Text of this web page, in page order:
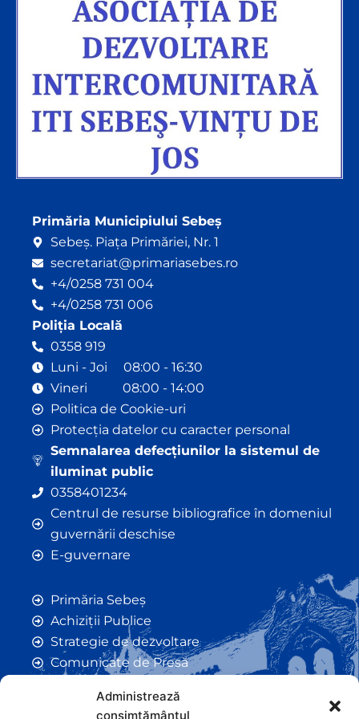
Administrează
consimțământul
Primăria Municipiului Sebeș
Sebeș. Piața Primăriei, Nr. 1
secretariat@primariasebes.ro
+4/0258 731 004
+4/0258 731 006
Poliția Locală
0358 919
Luni - Joi 08:00 - 16:30
Vineri 08:00 - 14:00
Politica de Cookie-uri
Protecția datelor cu caracter personal
Semnalarea defecțiunilor la sistemul de
iluminat public
0358401234
Centrul de resurse bibliografice în domeniul
guvernării deschise
E-guvernare
Primăria Sebeș
Achiziții Publice
Strategie de dezvoltare
Comunicate de Presă
Anunțuri